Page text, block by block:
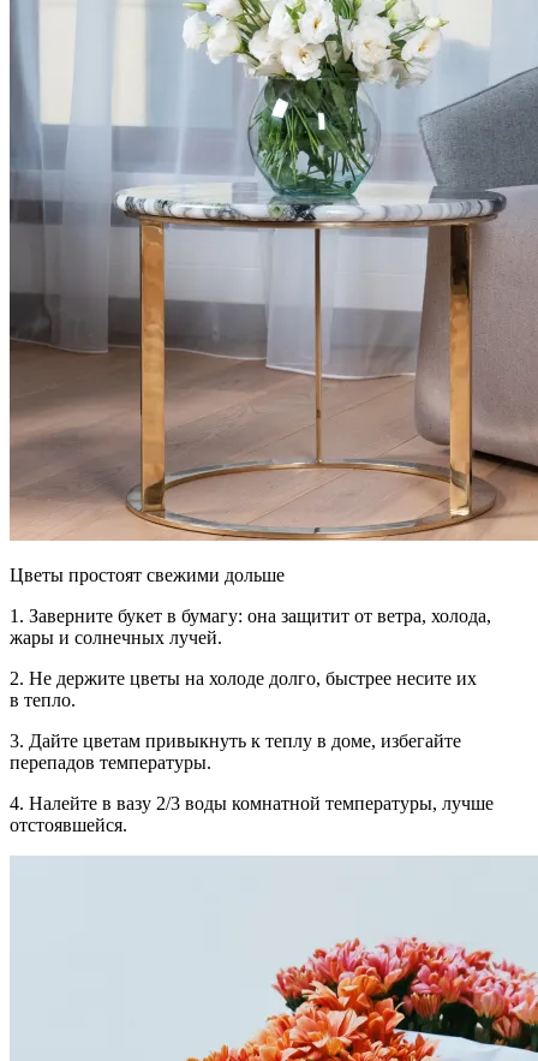
Цветы простоят свежими дольше
1. Заверните букет в бумагу: она защитит от ветра, холода,
жары и солнечных лучей.
2. Не держите цветы на холоде долго, быстрее несите их
в тепло.
3. Дайте цветам привыкнуть к теплу в доме, избегайте
перепадов температуры.
4. Налейте в вазу 2/3 воды комнатной температуры, лучше
отстоявшейся.